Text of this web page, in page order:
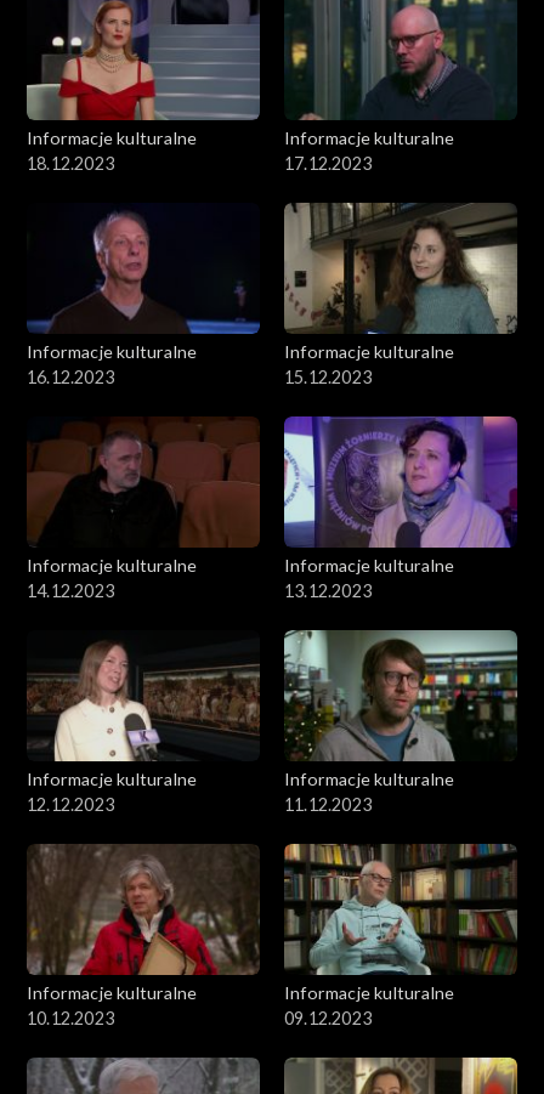
Informacje kulturalne
18.12.2023
Informacje kulturalne
17.12.2023
Informacje kulturalne
16.12.2023
Informacje kulturalne
15.12.2023
Informacje kulturalne
14.12.2023
Informacje kulturalne
13.12.2023
Informacje kulturalne
12.12.2023
Informacje kulturalne
11.12.2023
Informacje kulturalne
10.12.2023
Informacje kulturalne
09.12.2023